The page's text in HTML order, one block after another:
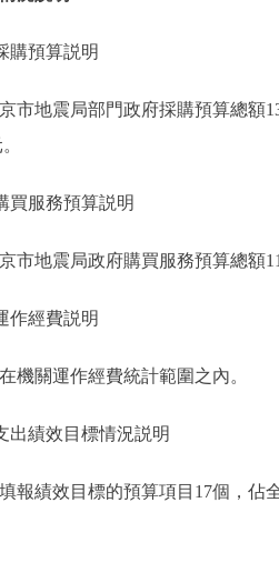
預算説明
地震局部門政府採購預算總額
服務預算説明
地震局政府購買服務預算總額
經費説明
關運作經費統計範圍之內。
績效目標情況説明
績效目標的預算項目17個，佔全